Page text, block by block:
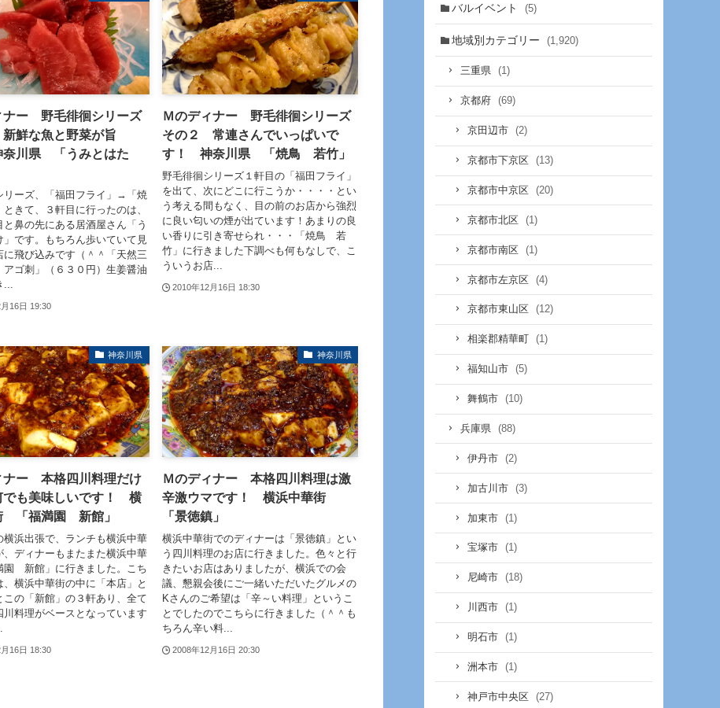
ナー 野毛徘徊シリーズ
鮮な魚と野菜が旨
川県 「うみとはた
リーズ、「福田フライ」→「焼
きて、３軒目に行ったのは、
と鼻の先にある居酒屋さん「う
」です。もちろん歩いていて見
に飛び込みです（＾＾「天然三
ゴ刺」（６３０円）生姜醤油
...
16日 19:30
Ｍのディナー 野毛徘徊シリーズ
その２ 常連さんでいっぱいで
す！ 神奈川県 「焼鳥 若竹」
野毛徘徊シリーズ１軒目の「福田フライ」
を出て、次にどこに行こうか・・・・とい
う考える間もなく、目の前のお店から強烈
に良い匂いの煙が出ています！あまりの良
い香りに引き寄せられ・・・「焼鳥 若
竹」に行きました下調べも何もなしで、こ
ういうお店...
2010年12月16日 18:30
神奈川県
ナー 本格四川料理だけ
でも美味しいです！ 横
「福満園 新館」
横浜出張で、ランチも横浜中華
、ディナーもまたまた横浜中華
園 新館」に行きました。こち
、横浜中華街の中に「本店」と
この「新館」の３軒あり、全て
川料理がベースとなっています
16日 18:30
神奈川県
Ｍのディナー 本格四川料理は激
辛激ウマです！ 横浜中華街
「景徳鎮」
横浜中華街でのディナーは「景徳鎮」とい
う四川料理のお店に行きました。色々と行
きたいお店はありましたが、横浜での会
議、懇親会後にご一緒いただいたグルメの
Kさんのご希望は「辛～い料理」というこ
とでしたのでこちらに行きました（＾＾も
ちろん辛い料...
2008年12月16日 20:30
バルイベント (5)
地域別カテゴリー (1,920)
三重県 (1)
京都府 (69)
京田辺市 (2)
京都市下京区 (13)
京都市中京区 (20)
京都市北区 (1)
京都市南区 (1)
京都市左京区 (4)
京都市東山区 (12)
相楽郡精華町 (1)
福知山市 (5)
舞鶴市 (10)
兵庫県 (88)
伊丹市 (2)
加古川市 (3)
加東市 (1)
宝塚市 (1)
尼崎市 (18)
川西市 (1)
明石市 (1)
洲本市 (1)
神戸市中央区 (27)